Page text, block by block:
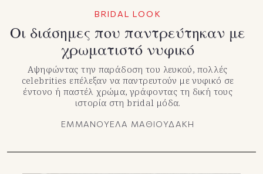
BRIDAL LOOK
Οι διάσημες που παντρεύτηκαν με
χρωματιστό νυφικό
Αψηφώντας την παράδοση του λευκού, πολλές
celebrities επέλεξαν να παντρευτούν με νυφικό σε
έντονο ή παστέλ χρώμα, γράφοντας τη δική τους
ιστορία στη bridal μόδα.
ΕΜΜΑΝΟΥΕΛΑ ΜΑΘΙΟΥΔΑΚΗ